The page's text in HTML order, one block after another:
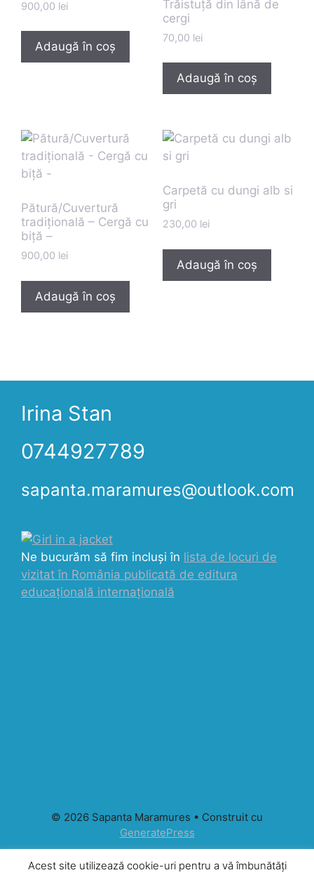
900,00 lei
Adaugă în coș
Trăistuță din lână de
cergi
70,00 lei
Adaugă în coș
Pătură/Cuvertură
tradițională – Cergă cu
biță –
900,00 lei
Adaugă în coș
Carpetă cu dungi alb si
gri
230,00 lei
Adaugă în coș
Irina Stan
0744927789
sapanta.maramures@outlook.com
Ne bucurăm să fim incluși în lista de locuri de
vizitat în România publicată de editura
educațională internațională
© 2026 Sapanta Maramures • Construit cu
GeneratePress
Acest site utilizează cookie-uri pentru a vă îmbunătăți